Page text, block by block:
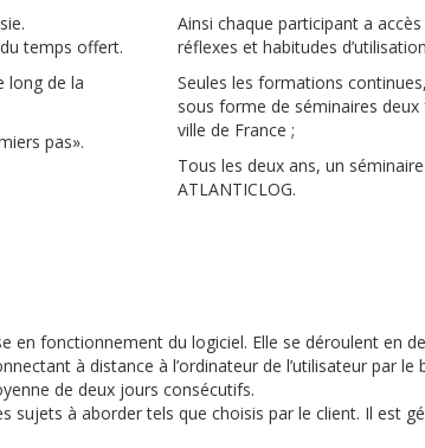
temps offert.
long de la
pas».
Ainsi chaque participant a
réflexes et habitudes
Seules les formations
sous forme de séminaires
ville de France ;
Tous les deux ans, un
ATLANTICLOG.
fonctionnement du logiciel. Elle se déroulent en
à distance à l’ordinateur de l’utilisateur par le
de deux jours consécutifs.
sujets à aborder tels que choisis par le client. Il est